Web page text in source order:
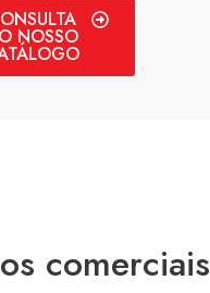
NOSSO
comerciais